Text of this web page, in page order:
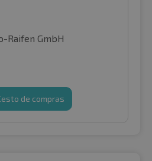
Raifen GmbH
de compras